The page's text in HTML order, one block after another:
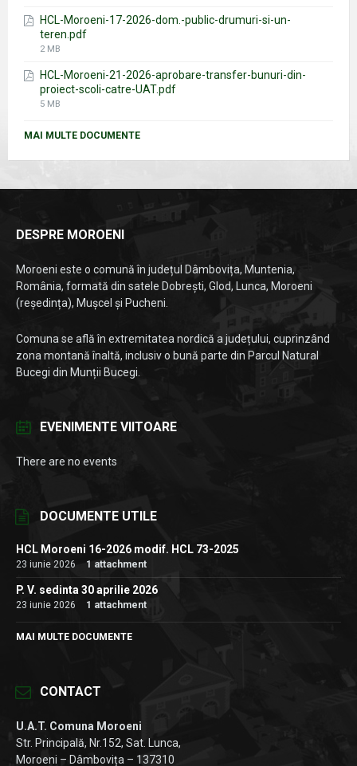
HCL-Moroeni-17-2026-dom.-public-drumuri-si-un-
teren.pdf
File
2 MB
HCL-Moroeni-21-2026-aprobare-transfer-bunuri-din-
proiect-scoli-catre-UAT.pdf
File
5 MB
MAI MULTE DOCUMENTE
DESPRE MOROENI
Moroeni este o comună în județul Dâmbovița, Muntenia,
România, formată din satele Dobrești, Glod, Lunca, Moroeni
(reședința), Mușcel și Pucheni.
Comuna se află în extremitatea nordică a județului, cuprinzând
zona montană înaltă, inclusiv o bună parte din Parcul Natural
Bucegi din Munții Bucegi.
EVENIMENTE VIITOARE
There are no events
DOCUMENTE UTILE
HCL Moroeni 16-2026 modif. HCL 73-2025
23 iunie 2026 1 attachment
P. V. sedinta 30 aprilie 2026
23 iunie 2026 1 attachment
MAI MULTE DOCUMENTE
CONTACT
U.A.T. Comuna Moroeni
Str. Principală, Nr.152, Sat. Lunca,
Moroeni – Dâmbovița – 137310